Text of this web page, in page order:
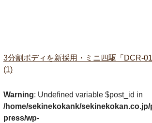
3分割ボディを新採用・ミニ四駆「DCR-
(1)
Warning: Undefined variable $post_id in
/home/sekinekokank/
press/wp-